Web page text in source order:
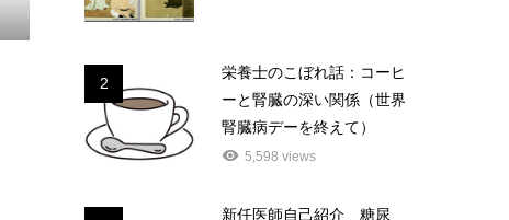
2
栄養士のこぼれ話：コーヒ
ーと腎臓の深い関係（世界
腎臓病デーを終えて）
5,598 views
新任医師自己紹介 糖尿